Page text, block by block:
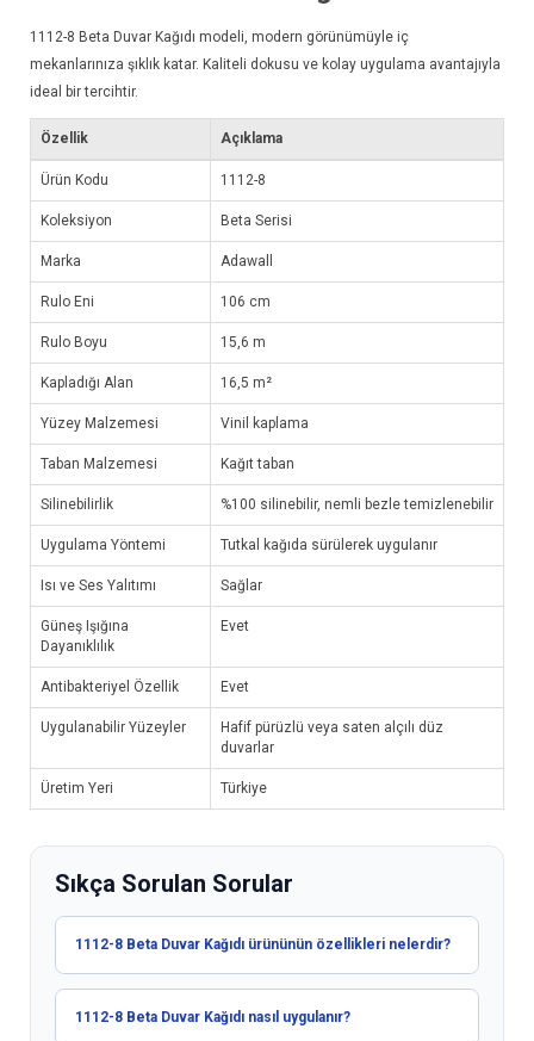
1112-8 Beta Duvar Kağıdı modeli, modern görünümüyle iç
mekanlarınıza şıklık katar. Kaliteli dokusu ve kolay uygulama avantajıyla
ideal bir tercihtir.
Özellik Açıklama
Ürün Kodu 1112-8
Koleksiyon Beta Serisi
Marka Adawall
Rulo Eni 106 cm
Rulo Boyu 15,6 m
Kapladığı Alan 16,5 m²
Yüzey Malzemesi Vinil kaplama
Taban Malzemesi Kağıt taban
Silinebilirlik %100 silinebilir, nemli bezle temizlenebilir
Uygulama Yöntemi Tutkal kağıda sürülerek uygulanır
Isı ve Ses Yalıtımı Sağlar
Güneş Işığına
Dayanıklılık
Evet
Antibakteriyel Özellik Evet
Uygulanabilir Yüzeyler
Hafif pürüzlü veya saten alçılı düz
duvarlar
Üretim Yeri Türkiye
Sıkça Sorulan Sorular
1112-8 Beta Duvar Kağıdı ürününün özellikleri nelerdir?
1112-8 Beta Duvar Kağıdı nasıl uygulanır?